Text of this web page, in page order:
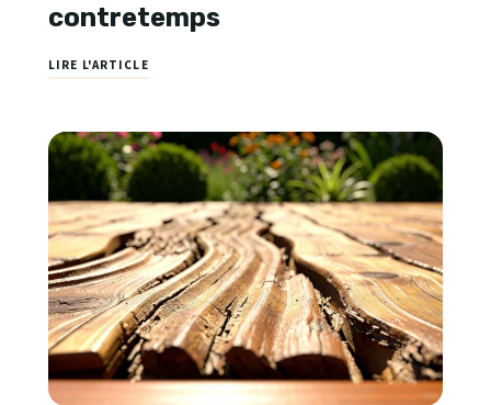
contretemps
LIRE L'ARTICLE